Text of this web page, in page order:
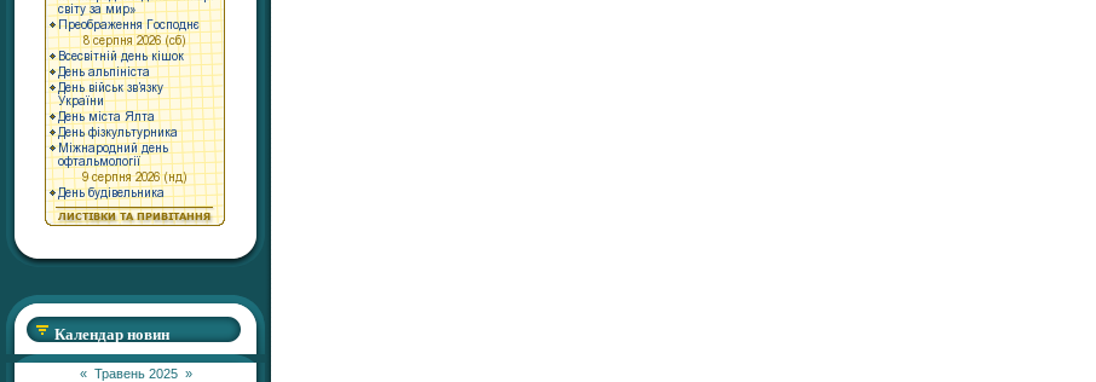
Календар новин
« Травень 2025 »